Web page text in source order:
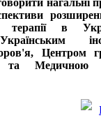
нагальні
терапії в
Центром
Медичною